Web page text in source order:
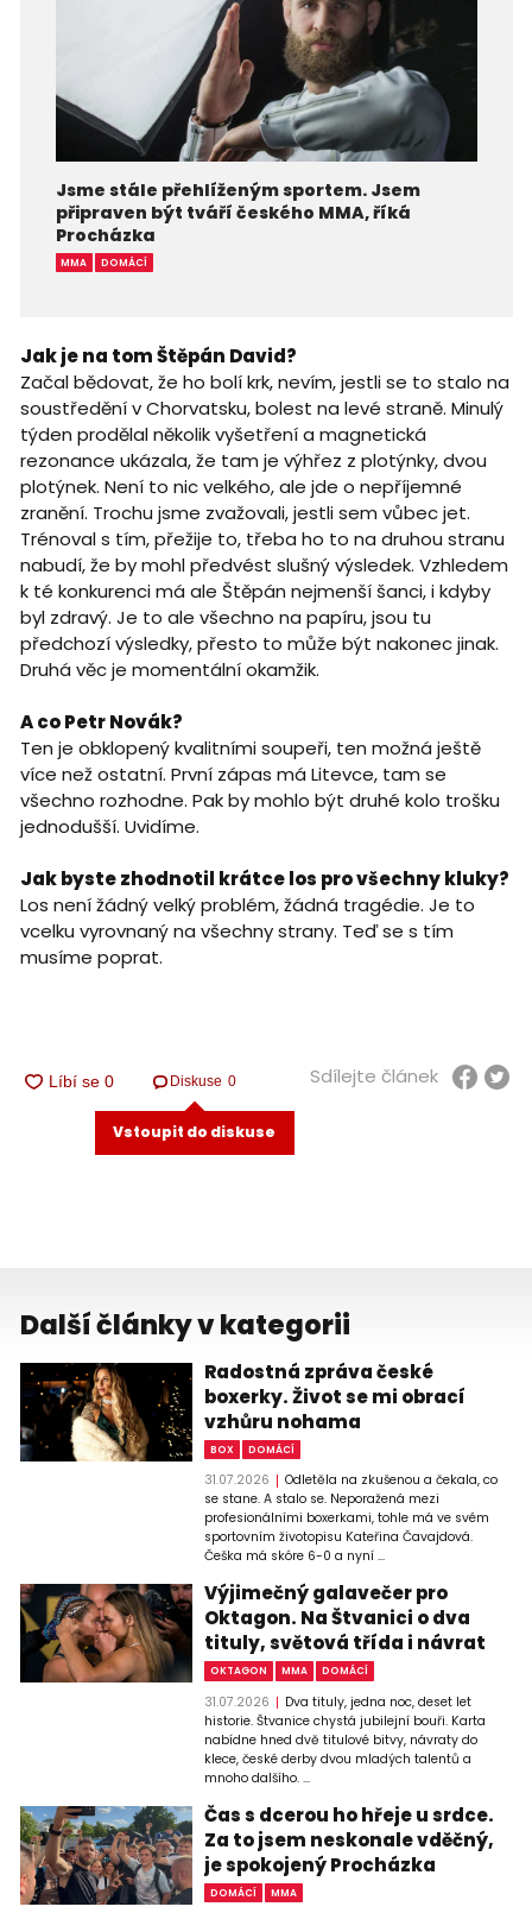
Jsme stále přehlíženým sportem. Jsem
připraven být tváří českého MMA, říká
Procházka
MMA DOMÁCÍ
Jak je na tom Štěpán David?
Začal bědovat, že ho bolí krk, nevím, jestli se to stalo na
soustředění v Chorvatsku, bolest na levé straně. Minulý
týden prodělal několik vyšetření a magnetická
rezonance ukázala, že tam je výhřez z plotýnky, dvou
plotýnek. Není to nic velkého, ale jde o nepříjemné
zranění. Trochu jsme zvažovali, jestli sem vůbec jet.
Trénoval s tím, přežije to, třeba ho to na druhou stranu
nabudí, že by mohl předvést slušný výsledek. Vzhledem
k té konkurenci má ale Štěpán nejmenší šanci, i kdyby
byl zdravý. Je to ale všechno na papíru, jsou tu
předchozí výsledky, přesto to může být nakonec jinak.
Druhá věc je momentální okamžik.
A co Petr Novák?
Ten je obklopený kvalitními soupeři, ten možná ještě
více než ostatní. První zápas má Litevce, tam se
všechno rozhodne. Pak by mohlo být druhé kolo trošku
jednodušší. Uvidíme.
Jak byste zhodnotil krátce los pro všechny kluky?
Los není žádný velký problém, žádná tragédie. Je to
vcelku vyrovnaný na všechny strany. Teď se s tím
musíme poprat.
Diskuse 0
Vstoupit do diskuse
Sdílejte článek
Další články v kategorii
Radostná zpráva české
boxerky. Život se mi obrací
vzhůru nohama
BOX DOMÁCÍ
31.07.2026
Odletěla na zkušenou a čekala, co
se stane. A stalo se. Neporažená mezi
profesionálními boxerkami, tohle má ve svém
sportovním životopisu Kateřina Čavajdová.
Češka má skóre 6-0 a nyní ...
Výjimečný galavečer pro
Oktagon. Na Štvanici o dva
tituly, světová třída i návrat
OKTAGON MMA DOMÁCÍ
31.07.2026
Dva tituly, jedna noc, deset let
historie. Štvanice chystá jubilejní bouři. Karta
nabídne hned dvě titulové bitvy, návraty do
klece, české derby dvou mladých talentů a
mnoho dalšího. ...
Čas s dcerou ho hřeje u srdce.
Za to jsem neskonale vděčný,
je spokojený Procházka
DOMÁCÍ MMA